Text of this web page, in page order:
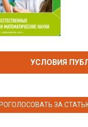
УСЛОВИЯ
ЗА